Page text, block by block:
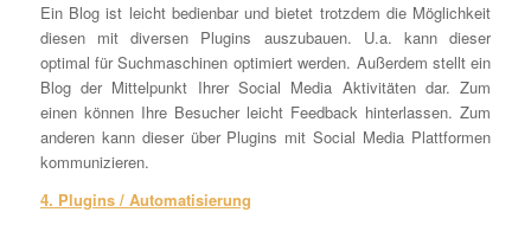
Ein Blog ist leicht bedienbar und bietet trotzdem die Möglichkeit
diesen mit diversen Plugins auszubauen. U.a. kann dieser
optimal für Suchmaschinen optimiert werden. Außerdem stellt ein
Blog der Mittelpunkt Ihrer Social Media Aktivitäten dar. Zum
einen können Ihre Besucher leicht Feedback hinterlassen. Zum
anderen kann dieser über Plugins mit Social Media Plattformen
kommunizieren.
4. Plugins / Automatisierung